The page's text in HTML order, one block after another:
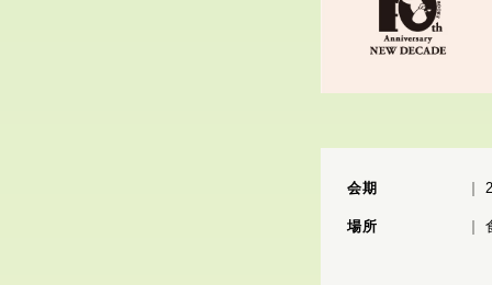
会期
場所